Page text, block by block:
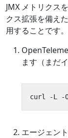
JMX メトリクス
クス拡張を備え
用することです。
ます（まだ
エージェン